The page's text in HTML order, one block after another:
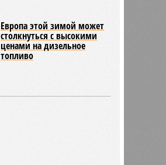
Европа этой зимой может
столкнуться с высокими
ценами на дизельное
топливо